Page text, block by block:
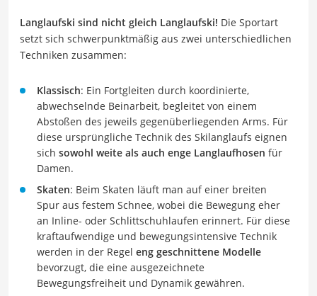
Langlaufski sind nicht gleich Langlaufski! Die Sportart
setzt sich schwerpunktmäßig aus zwei unterschiedlichen
Techniken zusammen:
Klassisch: Ein Fortgleiten durch koordinierte,
abwechselnde Beinarbeit, begleitet von einem
Abstoßen des jeweils gegenüberliegenden Arms. Für
diese ursprüngliche Technik des Skilanglaufs eignen
sich sowohl weite als auch enge Langlaufhosen für
Damen.
Skaten: Beim Skaten läuft man auf einer breiten
Spur aus festem Schnee, wobei die Bewegung eher
an Inline- oder Schlittschuhlaufen erinnert. Für diese
kraftaufwendige und bewegungsintensive Technik
werden in der Regel eng geschnittene Modelle
bevorzugt, die eine ausgezeichnete
Bewegungsfreiheit und Dynamik gewähren.